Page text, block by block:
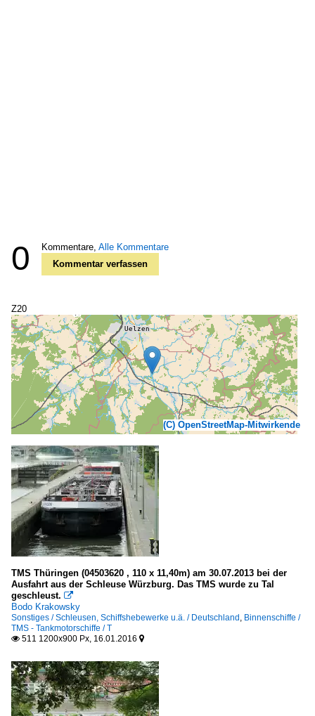
0 Kommentare, Alle Kommentare
Kommentar verfassen
Z20
(C) OpenStreetMap-Mitwirkende
TMS Thüringen (04503620 , 110 x 11,40m) am 30.07.2013 bei der
Ausfahrt aus der Schleuse Würzburg. Das TMS wurde zu Tal
geschleust. 
Bodo Krakowsky
Sonstiges / Schleusen, Schiffshebewerke u.ä. / Deutschland, Binnenschiffe /
TMS - Tankmotorschiffe / T
 511 1200x900 Px, 16.01.2016 